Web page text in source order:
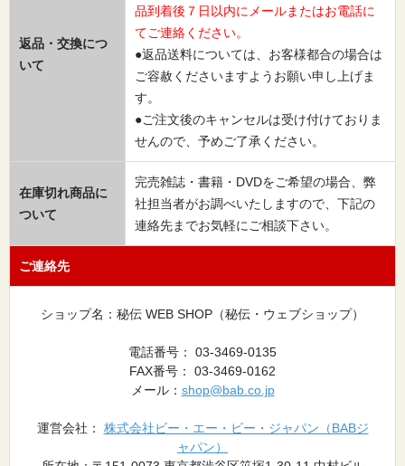
返品・交換につ
いて
品到着後７日以内にメールまたはお電話に
てご連絡ください。
●返品送料については、お客様都合の場合は
ご容赦くださいますようお願い申し上げま
す。
●ご注文後のキャンセルは受け付けておりま
せんので、予めご了承ください。
在庫切れ商品に
ついて
完売雑誌・書籍・DVDをご希望の場合、弊
社担当者がお調べいたしますので、下記の
連絡先までお気軽にご相談下さい。
ご連絡先
ショップ名：秘伝 WEB SHOP（秘伝・ウェブショップ）
電話番号： 03-3469-0135
FAX番号： 03-3469-0162
メール： shop@bab.co.jp
運営会社： 株式会社ビー・エー・ビー・ジャパン（BABジ
ャパン）